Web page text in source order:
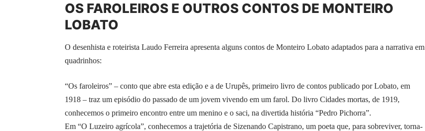
OS FAROLEIROS E OUTROS CONTOS DE MONTEIRO
LOBATO
O desenhista e roteirista Laudo Ferreira apresenta alguns contos de Monteiro Lobato adaptados para a narrativa em
quadrinhos:
“Os faroleiros” – conto que abre esta edição e a de Urupês, primeiro livro de contos publicado por Lobato, em
1918 – traz um episódio do passado de um jovem vivendo em um farol. Do livro Cidades mortas, de 1919,
conhecemos o primeiro encontro entre um menino e o saci, na divertida história “Pedro Pichorra”.
Em “O Luzeiro agrícola”, conhecemos a trajetória de Sizenando Capistrano, um poeta que, para sobreviver, torna-